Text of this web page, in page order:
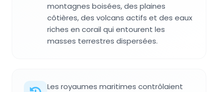
montagnes boisées, des plaines
côtières, des volcans actifs et des eaux
riches en corail qui entourent les
masses terrestres dispersées.
Les royaumes maritimes contrôlaient